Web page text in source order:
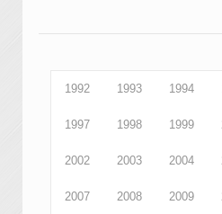
1992 1993 1994
1997 1998 1999
2002 2003 2004
2007 2008 2009